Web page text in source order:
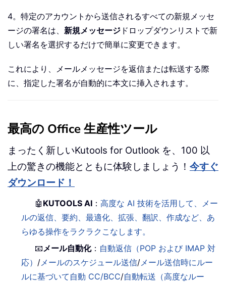
4。特定のアカウントから送信されるすべての新規メッセ
ージの署名は、 新規メッセージ ドロップダウンリストで新
しい署名を選択するだけで簡単に変更できます。
これにより、メールメッセージを返信または転送する際
に、指定した署名が自動的に本文に挿入されます。
最高の Office 生産性ツール
まったく新しいKutools for Outlook を、100 以
上の驚きの機能とともに体験しましょう！ 今すぐ
ダウンロード！
🤖 KUTOOLS AI ：高度な AI 技術を活用して、メー
ルの返信、要約、最適化、拡張、翻訳、作成など、あ
らゆる操作をラクラクこなします。
📧メール自動化： 自動返信（POP および IMAP 対
応） /メールのスケジュール送信/メール送信時にルー
ルに基づいて自動 CC/BCC/自動転送（高度なルー